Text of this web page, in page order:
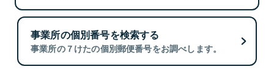
事業所の個別番号を検索する
事業所の７けたの個別郵便番号をお調べします。